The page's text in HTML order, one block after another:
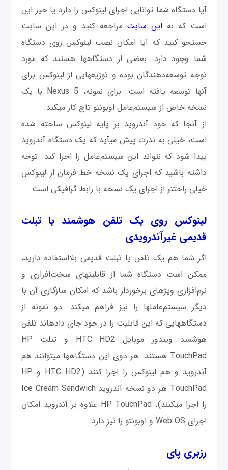
آیا دستگاه شما توانایی اجرای لینوکس را دارد یا خیر این
است که به این سایت مراجعه کنید و در این سایت
جستجو کنید که آیا امکان نصب لینوکس روی دستگاه
شما وجود دارد. بعضی از دستگاه‎ها هستند که مورد
توجه توسعه‌دهندگان بوده و توزیع‎هایی از لینوکس برای
آنها توسعه یافته است. برای نمونه، Nexus 5 با یک
نسخه خاص از سیستم‌عامل اوبونتو تاچ کار می‎کند.
از آنجا که خود آندرويد بر پایه لینوکس ساخته شده
است، خیلی به ندرت پیش می‎آید که یک دستگاه آندرويد
پیدا شود که نتواند این سیستم‌عامل را اجرا کند. توجه
داشته باشید كه اجرای یک نسخه خط فرمان از لینوکس
خیلی راحت‎تر از اجرای یک نسخه با رابط گرافیکی است.
لینوکس روی یک تلفن هوشمند یا تبلت
قدیمی‎ غیرآندرويدی
اگر شما هم یک تلفن یا تبلت قدیمی‎ بلااستفاده دارید،
ممکن است دستگاه شما از قابلیت‎های سخت‌افزاری و
نرم‌افزاری ویژه‎ای برخوردار باشد که امکان سازگاری آن با
دیگر سیستم‌عامل‎ها را نیز فراهم می‎کند. دو نمونه از
دستگاه‎هایی که این قابلیت را در خود جای داده‎اند تلفن
هوشمند ویندوز موبایل HTC HD2 و تبلت HP
TouchPad هستند. هر دوی این دستگاه‎ها می‎توانند هم
آندرويد و هم لینوکس را اجرا کنند (HTC HD2 و HP
TouchPad هر دو نسخه آندروید Ice Cream Sandwich
را اجرا می‎کنند). HP TouchPad علاوه بر آندرويد امکان
اجرای Web OS و اوبونتو را نیز دارد.
رزبری پای